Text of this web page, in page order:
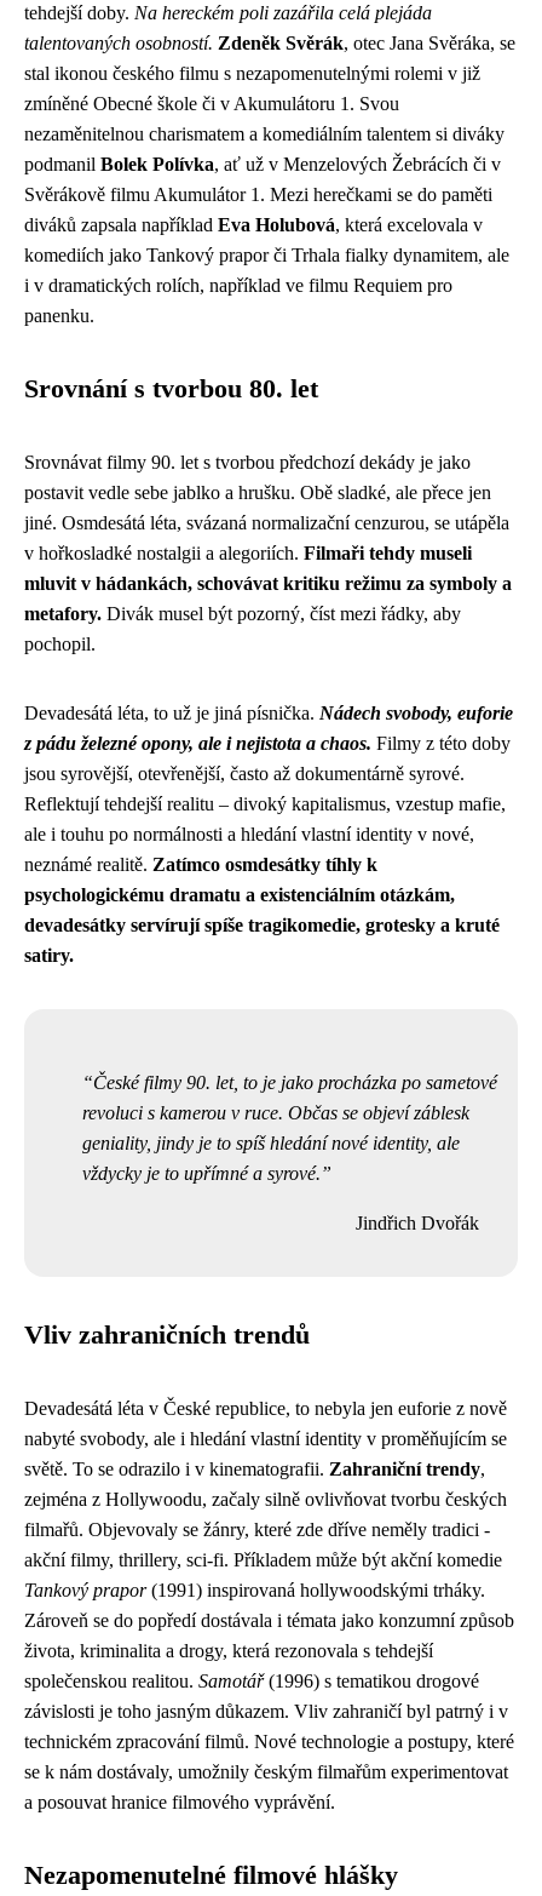
tehdejší doby. Na hereckém poli zazářila celá plejáda
talentovaných osobností. Zdeněk Svěrák, otec Jana Svěráka, se
stal ikonou českého filmu s nezapomenutelnými rolemi v již
zmíněné Obecné škole či v Akumulátoru 1. Svou
nezaměnitelnou charismatem a komediálním talentem si diváky
podmanil Bolek Polívka, ať už v Menzelových Žebrácích či v
Svěrákově filmu Akumulátor 1. Mezi herečkami se do paměti
diváků zapsala například Eva Holubová, která excelovala v
komediích jako Tankový prapor či Trhala fialky dynamitem, ale
i v dramatických rolích, například ve filmu Requiem pro
panenku.
Srovnání s tvorbou 80. let
Srovnávat filmy 90. let s tvorbou předchozí dekády je jako
postavit vedle sebe jablko a hrušku. Obě sladké, ale přece jen
jiné. Osmdesátá léta, svázaná normalizační cenzurou, se utápěla
v hořkosladké nostalgii a alegoriích. Filmaři tehdy museli
mluvit v hádankách, schovávat kritiku režimu za symboly a
metafory. Divák musel být pozorný, číst mezi řádky, aby
pochopil.
Devadesátá léta, to už je jiná písnička. Nádech svobody, euforie
z pádu železné opony, ale i nejistota a chaos. Filmy z této doby
jsou syrovější, otevřenější, často až dokumentárně syrové.
Reflektují tehdejší realitu – divoký kapitalismus, vzestup mafie,
ale i touhu po normálnosti a hledání vlastní identity v nové,
neznámé realitě. Zatímco osmdesátky tíhly k
psychologickému dramatu a existenciálním otázkám,
devadesátky servírují spíše tragikomedie, grotesky a kruté
satiry.
České filmy 90. let, to je jako procházka po sametové
revoluci s kamerou v ruce. Občas se objeví záblesk
geniality, jindy je to spíš hledání nové identity, ale
vždycky je to upřímné a syrové.
Jindřich Dvořák
Vliv zahraničních trendů
Devadesátá léta v České republice, to nebyla jen euforie z nově
nabyté svobody, ale i hledání vlastní identity v proměňujícím se
světě. To se odrazilo i v kinematografii. Zahraniční trendy,
zejména z Hollywoodu, začaly silně ovlivňovat tvorbu českých
filmařů. Objevovaly se žánry, které zde dříve neměly tradici -
akční filmy, thrillery, sci-fi. Příkladem může být akční komedie
Tankový prapor(1991) inspirovaná hollywoodskými trháky.
Zároveň se do popředí dostávala i témata jako konzumní způsob
života, kriminalita a drogy, která rezonovala s tehdejší
společenskou realitou. Samotář(1996) s tematikou drogové
závislosti je toho jasným důkazem. Vliv zahraničí byl patrný i v
technickém zpracování filmů. Nové technologie a postupy, které
se k nám dostávaly, umožnily českým filmařům experimentovat
a posouvat hranice filmového vyprávění.
Nezapomenutelné filmové hlášky